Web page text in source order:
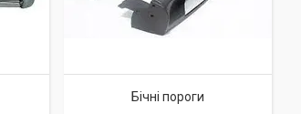
Бічні пороги